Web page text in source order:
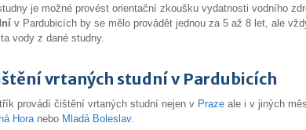
je možné provést orientační zkoušku vydatnosti vodního
v Pardubicích by se mělo provádět jednou za 5 až 8 let, ale
vody z dané studny.
vrtaných studní v Pardubicích
provádí čištění vrtaných studní nejen v Praze ale i v jiných
Hora nebo Mladá Boleslav.